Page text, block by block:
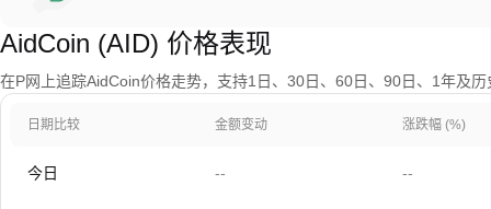
AidCoin (AID) 价格表现
在P网上追踪AidCoin价格走势，支持1日、30日、60日、90日、1年及
日期比较 金额变动 涨跌幅 (%)
今日 -- --